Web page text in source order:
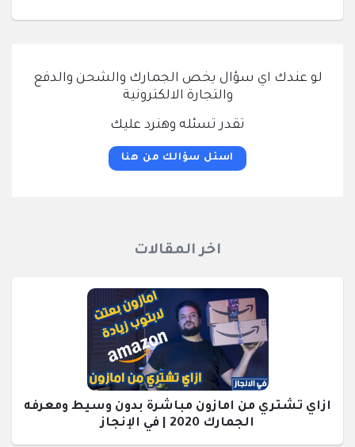
لو عندك اي سؤال يخص الجمارك والشحن والدفع
والتجارة الالكترونية
تقدر تسئله وهنرد عليك
اسئل سؤالك من هنا
اخر المقالات
ازاي تشتري من امازون مباشرة بدون وسيط ومعرفه
الجمارك 2020 | في الإنجاز